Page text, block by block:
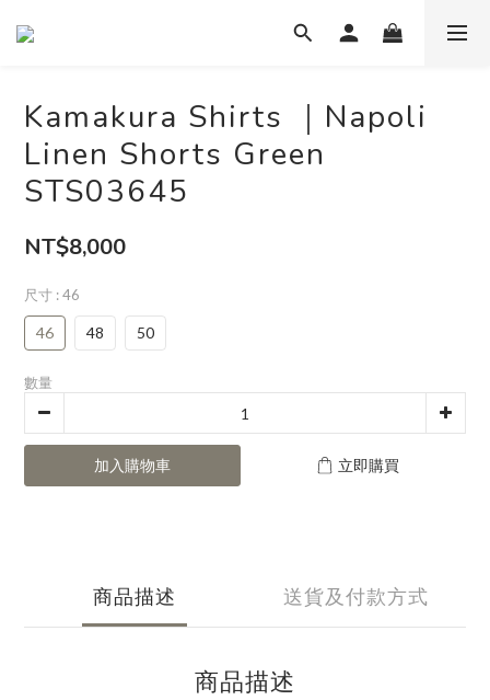
Kamakura Shirts ｜Napoli
Linen Shorts Green
STS03645
NT$8,000
尺寸 : 46
46 48 50
數量
加入購物車 立即購買
商品描述 送貨及付款方式
商品描述